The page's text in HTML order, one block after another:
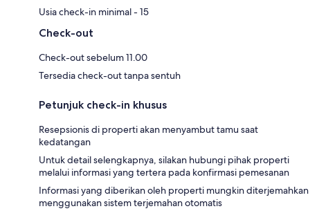
Usia check-in minimal - 15
Check-out
Check-out sebelum 11.00
Tersedia check-out tanpa sentuh
Petunjuk check-in khusus
Resepsionis di properti akan menyambut tamu saat
kedatangan
Untuk detail selengkapnya, silakan hubungi pihak properti
melalui informasi yang tertera pada konfirmasi pemesanan
Informasi yang diberikan oleh properti mungkin diterjemahkan
menggunakan sistem terjemahan otomatis